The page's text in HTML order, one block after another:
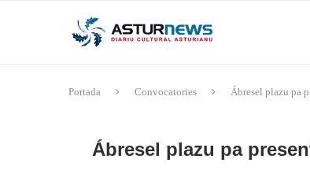
Portada Convocatories Ábresel plazu pa
Ábresel plazu pa